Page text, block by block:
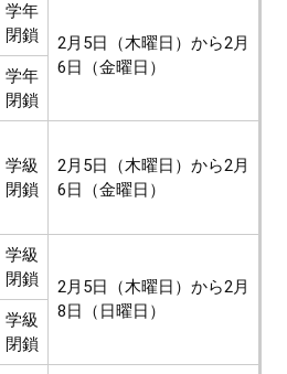
学年
閉鎖
2月5日（木曜日）から2月
6日（金曜日）
学年
閉鎖
学級
閉鎖
2月5日（木曜日）から2月
6日（金曜日）
学級
閉鎖
2月5日（木曜日）から2月
8日（日曜日）
学級
閉鎖